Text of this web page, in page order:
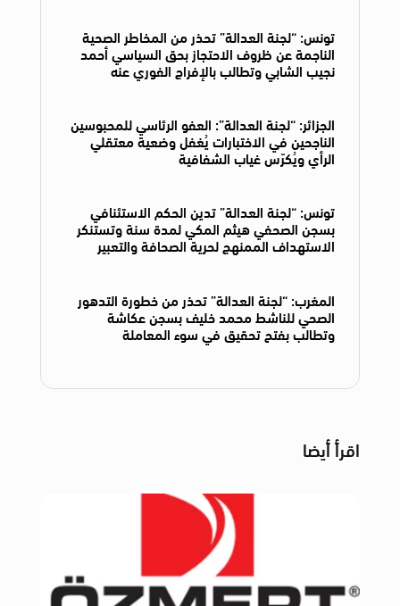
تونس: “لجنة العدالة” تحذر من المخاطر الصحية
الناجمة عن ظروف الاحتجاز بحق السياسي أحمد
نجيب الشابي وتطالب بالإفراج الفوري عنه
الجزائر: “لجنة العدالة”: العفو الرئاسي للمحبوسين
الناجحين في الاختبارات يُغفل وضعية معتقلي
الرأي ويُكرّس غياب الشفافية
تونس: “لجنة العدالة” تدين الحكم الاستئنافي
بسجن الصحفي هيثم المكي لمدة سنة وتستنكر
الاستهداف الممنهج لحرية الصحافة والتعبير
المغرب: “لجنة العدالة” تحذر من خطورة التدهور
الصحي للناشط محمد خليف بسجن عكاشة
وتطالب بفتح تحقيق في سوء المعاملة
اقرأ أيضا